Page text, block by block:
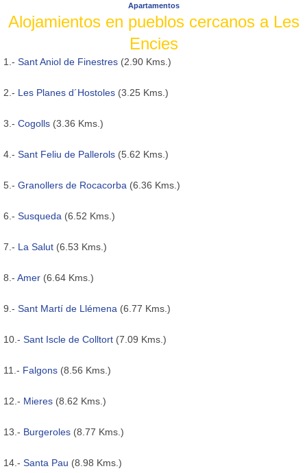
Apartamentos
Alojamientos en pueblos cercanos a Les
Encies
1.- Sant Aniol de Finestres (2.90 Kms.)
2.- Les Planes d´Hostoles (3.25 Kms.)
3.- Cogolls (3.36 Kms.)
4.- Sant Feliu de Pallerols (5.62 Kms.)
5.- Granollers de Rocacorba (6.36 Kms.)
6.- Susqueda (6.52 Kms.)
7.- La Salut (6.53 Kms.)
8.- Amer (6.64 Kms.)
9.- Sant Martí de Llémena (6.77 Kms.)
10.- Sant Iscle de Colltort (7.09 Kms.)
11.- Falgons (8.56 Kms.)
12.- Mieres (8.62 Kms.)
13.- Burgeroles (8.77 Kms.)
14.- Santa Pau (8.98 Kms.)